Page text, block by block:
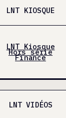
LNT KIOSQUE
LNT Kiosque
Hors série
Finance
LNT VIDÉOS